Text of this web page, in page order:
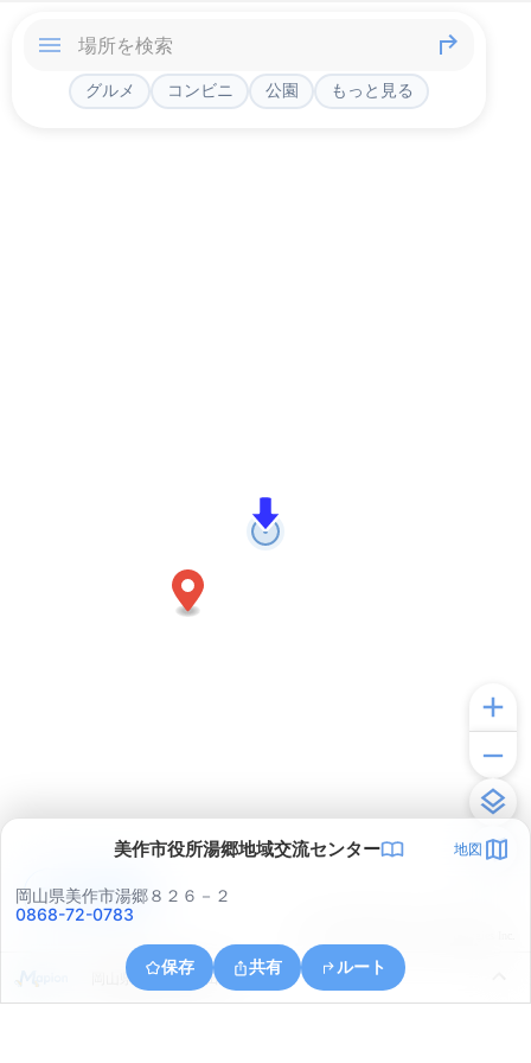
グルメ コンビニ 公園 もっと見る
美作市役所湯郷地域交流センター 地図
岡山県美作市湯郷８２６－２
0868-72-0783
保存 共有 ルート
岡山県美作市三倉田
アプリで見る